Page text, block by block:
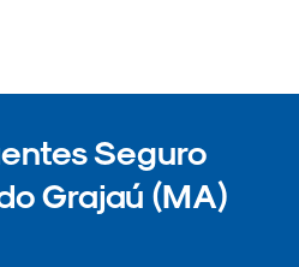
Seguro
Grajaú (MA)